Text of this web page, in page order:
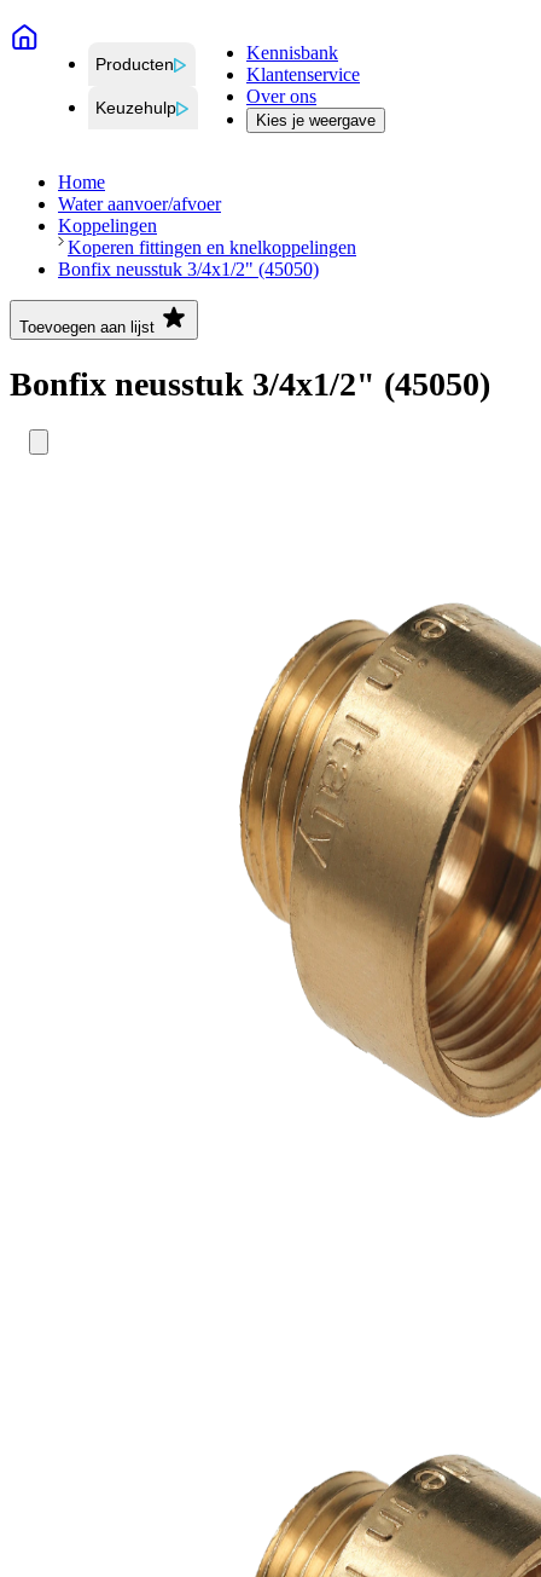
Producten
Keuzehulp
Kennisbank
Klantenservice
Over ons
Kies je weergave
Home
Water aanvoer/afvoer
Koppelingen
Koperen fittingen en knelkoppelingen
Bonfix neusstuk 3/4x1/2" (45050)
Toevoegen aan lijst
Bonfix neusstuk 3/4x1/2" (45050)